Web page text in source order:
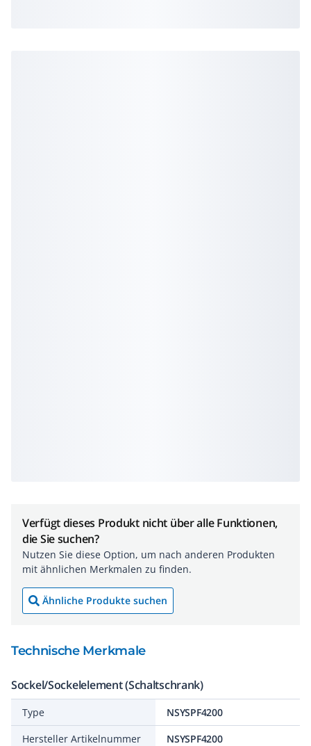
Verfügt dieses Produkt nicht über alle Funktionen,
die Sie suchen?
Nutzen Sie diese Option, um nach anderen Produkten
mit ähnlichen Merkmalen zu finden.
Ähnliche Produkte suchen
Technische Merkmale
Sockel/Sockelelement (Schaltschrank)
Type
NSYSPF4200
Hersteller Artikelnummer
NSYSPF4200